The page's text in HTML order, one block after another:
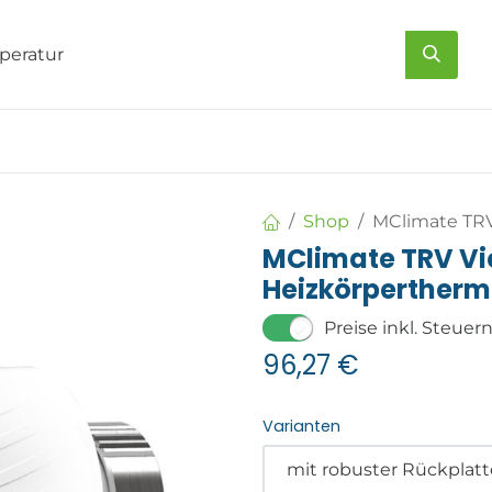
Shop MClimate
MClimate TRV
Preise inkl.
96,27 €
Varianten